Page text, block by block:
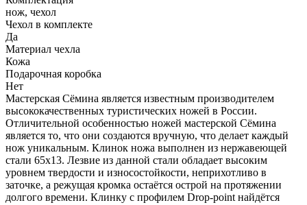
нож, чехол
Чехол в комплекте
Да
Материал чехла
Кожа
Подарочная коробка
Нет
Мастерская Сёмина является известным производителем
высококачественных туристических ножей в России.
Отличительной особенностью ножей мастерской Сёмина
является то, что они создаются вручную, что делает каждый
нож уникальным. Клинок ножа выполнен из нержавеющей
стали 65х13. Лезвие из данной стали обладает высоким
уровнем твердости и износостойкости, неприхотливо в
заточке, а режущая кромка остаётся острой на протяжении
долгого времени. Клинку с профилем Drop-point найдётся